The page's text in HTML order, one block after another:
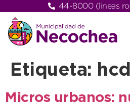
44-8000 (lineas
Etiqueta: hcd
Micros urbanos: